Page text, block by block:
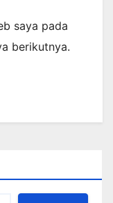
saya pada
berikutnya.